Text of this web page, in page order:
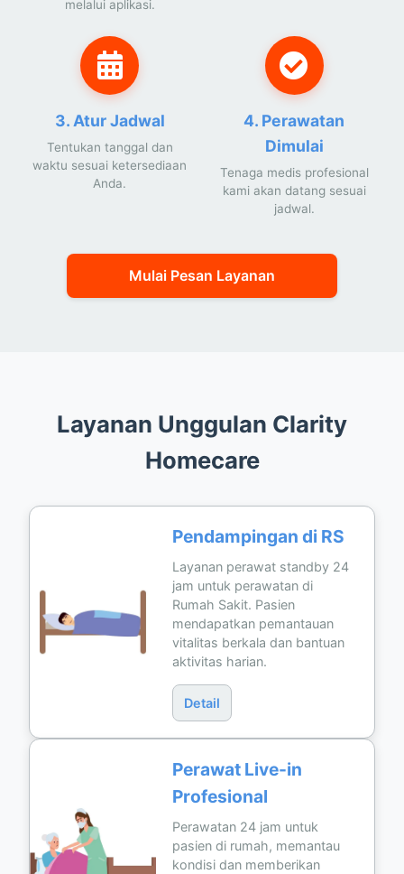
melalui aplikasi.
3. Atur Jadwal
Tentukan tanggal dan
waktu sesuai ketersediaan
Anda.
4. Perawatan
Dimulai
Tenaga medis profesional
kami akan datang sesuai
jadwal.
Mulai Pesan Layanan
Layanan Unggulan Clarity
Homecare
Pendampingan di RS
Layanan perawat standby 24
jam untuk perawatan di
Rumah Sakit. Pasien
mendapatkan pemantauan
vitalitas berkala dan bantuan
aktivitas harian.
Detail
Perawat Live-in
Profesional
Perawatan 24 jam untuk
pasien di rumah, memantau
kondisi dan memberikan